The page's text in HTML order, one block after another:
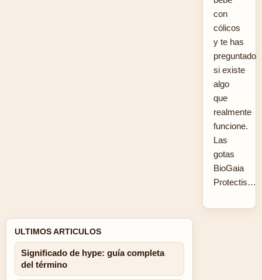
con
cólicos
y te has
preguntado
si existe
algo
que
realmente
funcione.
Las
gotas
BioGaia
Protectis…
ULTIMOS ARTICULOS
Significado de hype: guía completa
del término